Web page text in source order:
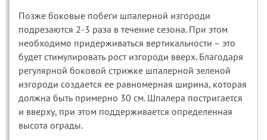
Позже боковые побеги шпалерной изгороди
подрезаются 2-3 раза в течение сезона. При этом
необходимо придерживаться вертикальности – это
будет стимулировать рост изгороди вверх. Благодаря
регулярной боковой стрижке шпалерной зеленой
изгороди создается ее равномерная ширина, которая
должна быть примерно 30 см. Шпалера постригается
и вверху, при этом поддерживается определенная
высота ограды.